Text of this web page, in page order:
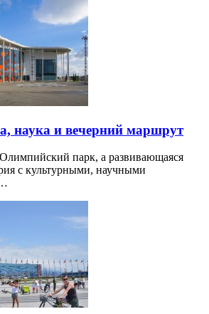
наука и вечерний маршрут
парк, а развивающаяся
с культурными, научными